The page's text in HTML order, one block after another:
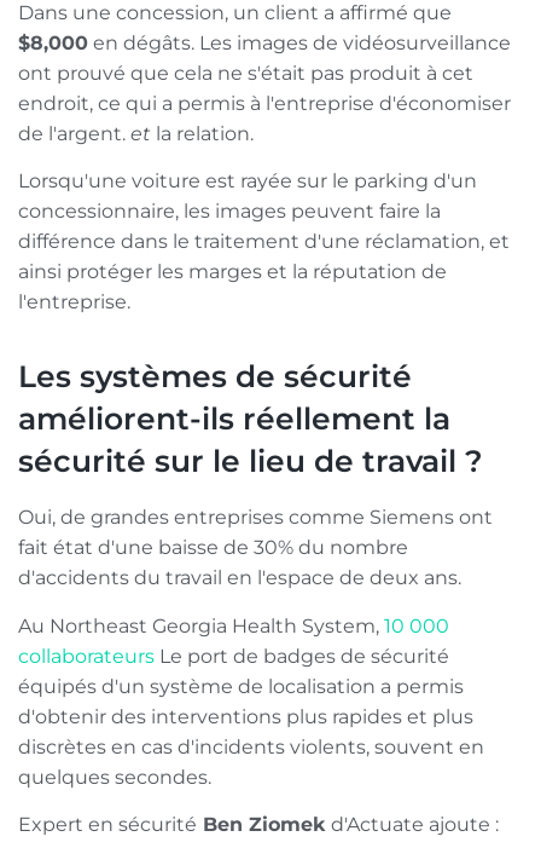
Dans une concession, un client a affirmé que
$8,000 en dégâts. Les images de vidéosurveillance
ont prouvé que cela ne s'était pas produit à cet
endroit, ce qui a permis à l'entreprise d'économiser
de l'argent. et la relation.
Lorsqu'une voiture est rayée sur le parking d'un
concessionnaire, les images peuvent faire la
différence dans le traitement d'une réclamation, et
ainsi protéger les marges et la réputation de
l'entreprise.
Les systèmes de sécurité
améliorent-ils réellement la
sécurité sur le lieu de travail ?
Oui, de grandes entreprises comme Siemens ont
fait état d'une baisse de 30% du nombre
d'accidents du travail en l'espace de deux ans.
Au Northeast Georgia Health System, 10 000
collaborateurs Le port de badges de sécurité
équipés d'un système de localisation a permis
d'obtenir des interventions plus rapides et plus
discrètes en cas d'incidents violents, souvent en
quelques secondes.
Expert en sécurité Ben Ziomek d'Actuate ajoute :